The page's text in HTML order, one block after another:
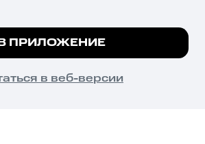
их аналогов причиняет вред здоровью,
запрещён и влечёт установленную
куки, чтобы на сайте все
ПОНЯТНО
ПРИЛОЖЕНИЕ
в веб-версии